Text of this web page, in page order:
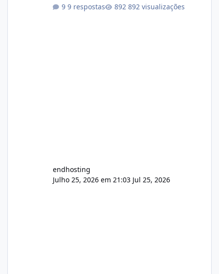
9 respostas
892 visualizações
endhosting
Julho 25, 2026 em 21:03 Jul 25, 2026